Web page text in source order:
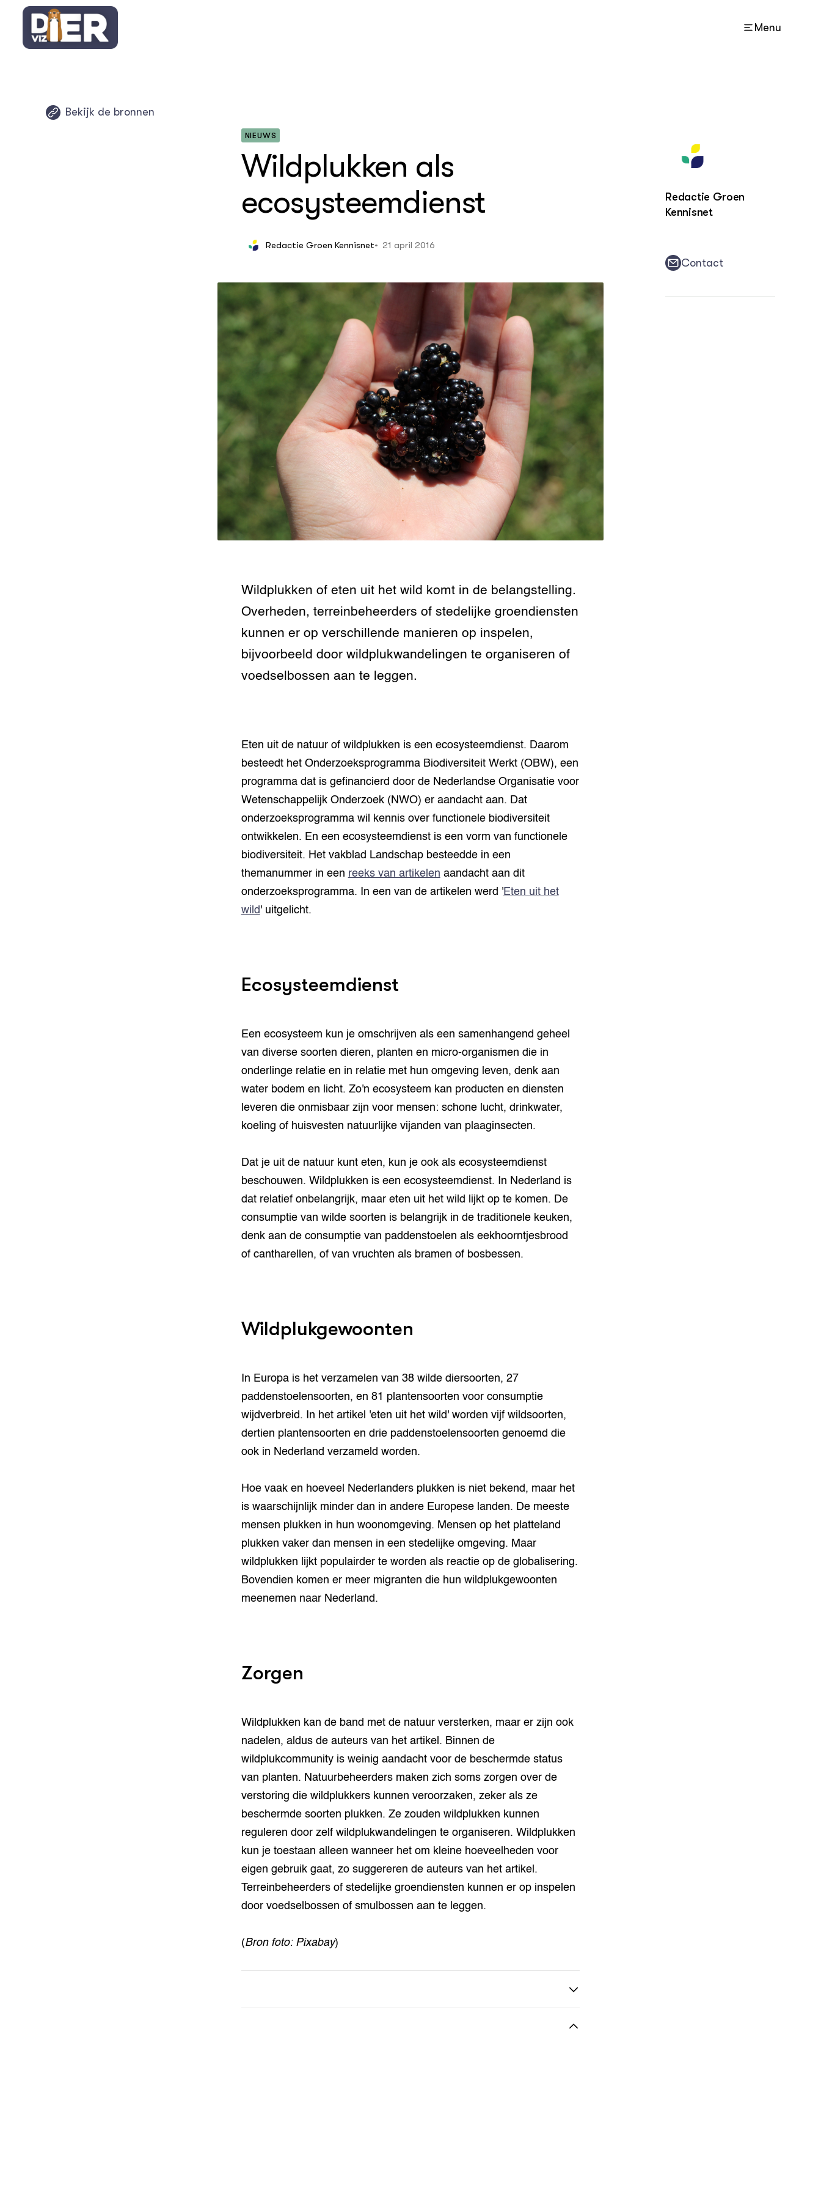
Menu
Bouwstenen gemeentelijke
dierennota
Wet en regelgeving
Huis- en hobbydieren
Dierziekten
Dieren en veiligheid
Beschutting voor dieren in
de weide
Gemeentelijk
dierenwelzijnsbeleid in beeld
Digitale ontmoetingsruimte
Bekijk de bronnen
NIEUWS
Wildplukken als
ecosysteemdienst
Redactie Groen Kennisnet 21 april 2016
Wildplukken of eten uit het wild komt in de belangstelling.
Overheden, terreinbeheerders of stedelijke groendiensten
kunnen er op verschillende manieren op inspelen,
bijvoorbeeld door wildplukwandelingen te organiseren of
voedselbossen aan te leggen.
Eten uit de natuur of wildplukken is een ecosysteemdienst. Daarom
besteedt het Onderzoeksprogramma Biodiversiteit Werkt (OBW), een
programma dat is gefinancierd door de Nederlandse Organisatie voor
Wetenschappelijk Onderzoek (NWO) er aandacht aan. Dat
onderzoeksprogramma wil kennis over functionele biodiversiteit
ontwikkelen. En een ecosysteemdienst is een vorm van functionele
biodiversiteit. Het vakblad Landschap besteedde in een
themanummer in een reeks van artikelen aandacht aan dit
onderzoeksprogramma. In een van de artikelen werd 'Eten uit het
wild' uitgelicht.
Ecosysteemdienst
Een ecosysteem kun je omschrijven als een samenhangend geheel
van diverse soorten dieren, planten en micro-organismen die in
onderlinge relatie en in relatie met hun omgeving leven, denk aan
water bodem en licht. Zo'n ecosysteem kan producten en diensten
leveren die onmisbaar zijn voor mensen: schone lucht, drinkwater,
koeling of huisvesten natuurlijke vijanden van plaaginsecten.
Dat je uit de natuur kunt eten, kun je ook als ecosysteemdienst
beschouwen. Wildplukken is een ecosysteemdienst. In Nederland is
dat relatief onbelangrijk, maar eten uit het wild lijkt op te komen. De
consumptie van wilde soorten is belangrijk in de traditionele keuken,
denk aan de consumptie van paddenstoelen als eekhoorntjesbrood
of cantharellen, of van vruchten als bramen of bosbessen.
Wildplukgewoonten
In Europa is het verzamelen van 38 wilde diersoorten, 27
paddenstoelensoorten, en 81 plantensoorten voor consumptie
wijdverbreid. In het artikel 'eten uit het wild' worden vijf wildsoorten,
dertien plantensoorten en drie paddenstoelensoorten genoemd die
ook in Nederland verzameld worden.
Hoe vaak en hoeveel Nederlanders plukken is niet bekend, maar het
is waarschijnlijk minder dan in andere Europese landen. De meeste
mensen plukken in hun woonomgeving. Mensen op het platteland
plukken vaker dan mensen in een stedelijke omgeving. Maar
wildplukken lijkt populairder te worden als reactie op de globalisering.
Bovendien komen er meer migranten die hun wildplukgewoonten
meenemen naar Nederland.
Zorgen
Wildplukken kan de band met de natuur versterken, maar er zijn ook
nadelen, aldus de auteurs van het artikel. Binnen de
wildplukcommunity is weinig aandacht voor de beschermde status
van planten. Natuurbeheerders maken zich soms zorgen over de
verstoring die wildplukkers kunnen veroorzaken, zeker als ze
beschermde soorten plukken. Ze zouden wildplukken kunnen
reguleren door zelf wildplukwandelingen te organiseren. Wildplukken
kun je toestaan alleen wanneer het om kleine hoeveelheden voor
eigen gebruik gaat, zo suggereren de auteurs van het artikel.
Terreinbeheerders of stedelijke groendiensten kunnen er op inspelen
door voedselbossen of smulbossen aan te leggen.
(Bron foto: Pixabay)
Redactie Groen
Kennisnet
Contact